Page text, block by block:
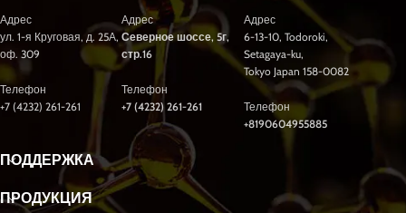
Адрес
ул. 1-я Круговая, д. 25А,
оф. 309
Телефон
+7 (4232) 261-261
Адрес
Северное шоссе, 5г,
стр.16
Телефон
+7 (4232) 261-261
Адрес
6-13-10, Todoroki,
Setagaya-ku,
Tokyo Japan 158-0082
Телефон
+8190604955885
ПОДДЕРЖКА
ПРОДУКЦИЯ